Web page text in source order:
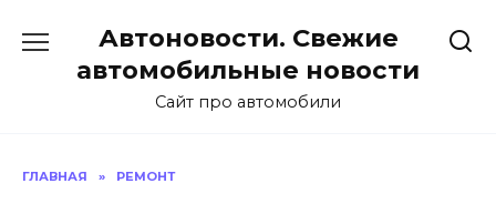
содержанию
Автоновости. Свежие
автомобильные новости
Сайт про автомобили
ГЛАВНАЯ » РЕМОНТ